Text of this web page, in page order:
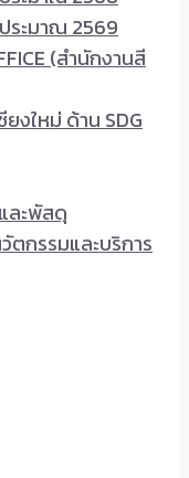
ระมาณ 2569
(สำนักงานสี
งใหม่ ด้าน SDG
ละพัสดุ
ตกรรมและบริการ